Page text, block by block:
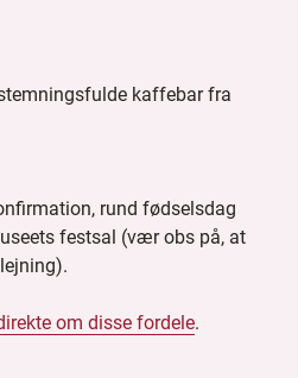
kaffebar fra
rund fødselsdag
festsal (vær obs på, at
om disse fordele.